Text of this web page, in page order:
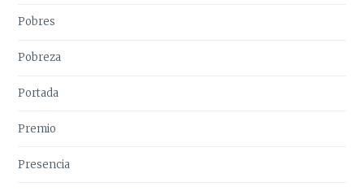
Pobres
Pobreza
Portada
Premio
Presencia